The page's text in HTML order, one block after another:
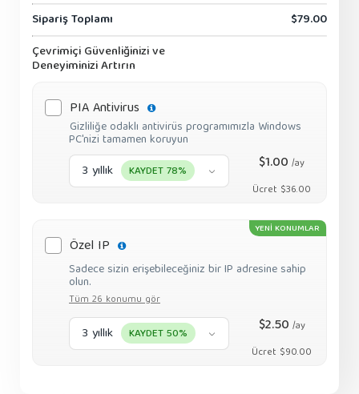
Sipariş Toplamı
$79.00
Çevrimiçi Güvenliğinizi ve
Deneyiminizi Artırın
PIA Antivirus
Gizliliğe odaklı antivirüs programımızla Windows
PC'nizi tamamen koruyun
3 yıllık KAYDET 78% $1.00/ay
Ücret $36.00
YENİ KONUMLAR
Özel IP
Sadece sizin erişebileceğiniz bir IP adresine sahip
olun.
Tüm 26 konumu gör
3 yıllık KAYDET 50% $2.50 /ay
Ücret $90.00